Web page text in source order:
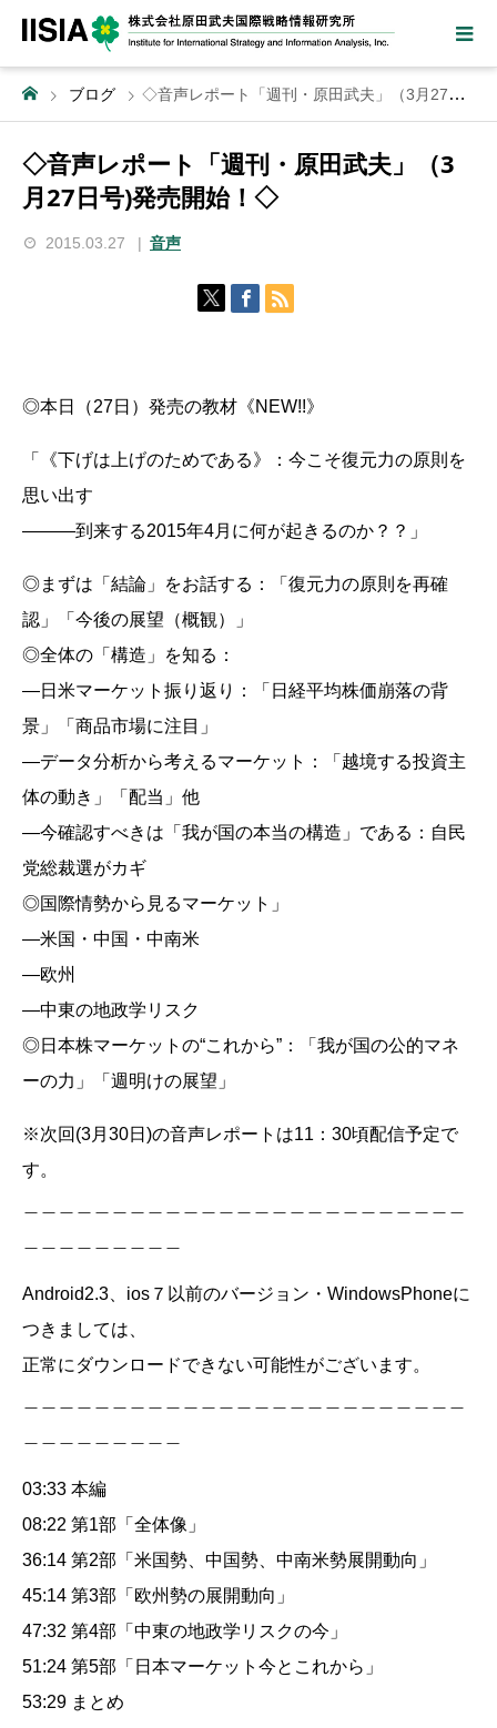
ブログ ◇音声レポート「週刊・原田武夫」（3月27日号)発売開始！◇
◇音声レポート「週刊・原田武夫」（3
月27日号)発売開始！◇
2015.03.27 音声
◎本日（27日）発売の教材《NEW!!》
「《下げは上げのためである》：今こそ復元力の原則を
思い出す
―――到来する2015年4月に何が起きるのか？？」
◎まずは「結論」をお話する：「復元力の原則を再確
認」「今後の展望（概観）」
◎全体の「構造」を知る：
―日米マーケット振り返り：「日経平均株価崩落の背
景」「商品市場に注目」
―データ分析から考えるマーケット：「越境する投資主
体の動き」「配当」他
―今確認すべきは「我が国の本当の構造」である：自民
党総裁選がカギ
◎国際情勢から見るマーケット」
―米国・中国・中南米
―欧州
―中東の地政学リスク
◎日本株マーケットの“これから”：「我が国の公的マネ
ーの力」「週明けの展望」
※次回(3月30日)の音声レポートは11：30頃配信予定で
す。
Android2.3、ios７以前のバージョン・WindowsPhoneに
つきましては、
正常にダウンロードできない可能性がございます。
03:33 本編
08:22 第1部「全体像」
36:14 第2部「米国勢、中国勢、中南米勢展開動向」
45:14 第3部「欧州勢の展開動向」
47:32 第4部「中東の地政学リスクの今」
51:24 第5部「日本マーケット今とこれから」
53:29 まとめ